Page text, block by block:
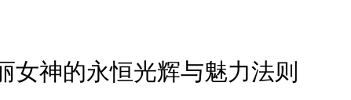
女神的永恒光辉与魅力法则